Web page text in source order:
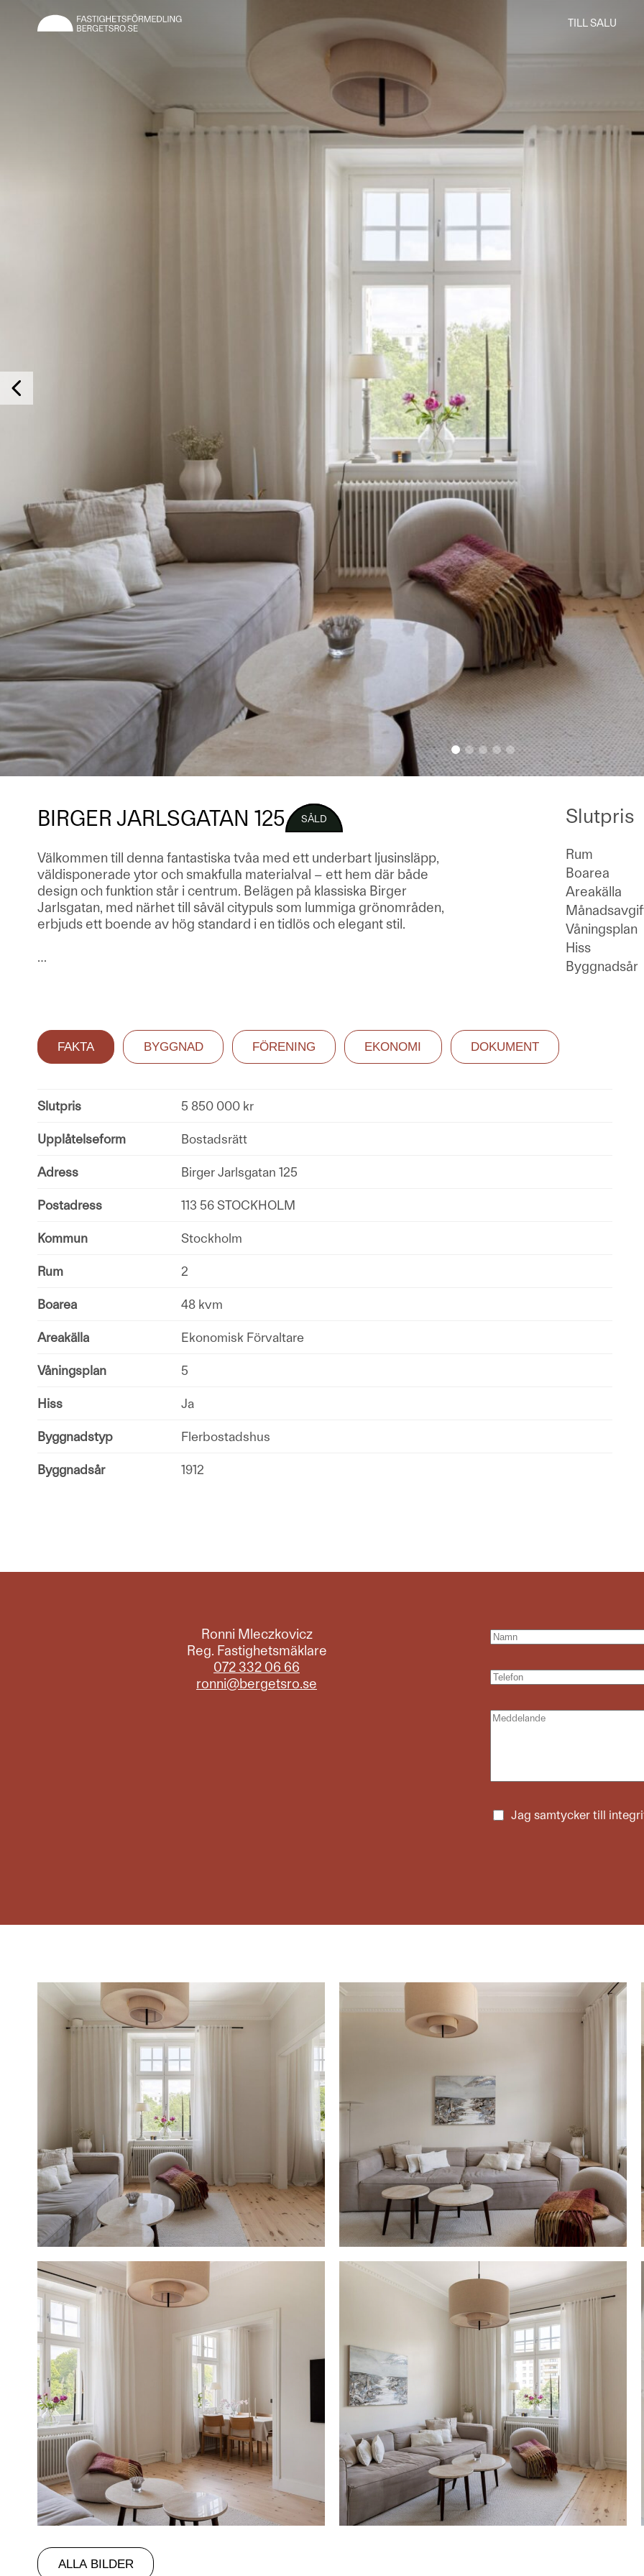
TILL SALU
BIRGER JARLSGATAN 125 SÅLD
Välkommen till denna fantastiska tvåa med ett underbart ljusinsläpp,
väldisponerade ytor och smakfulla materialval – ett hem där både
design och funktion står i centrum. Belägen på klassiska Birger
Jarlsgatan, med närhet till såväl citypuls som lummiga grönområden,
erbjuds ett boende av hög standard i en tidlös och elegant stil.
…
Slutpris
Rum
Boarea
Areakälla
Våningsplan
Hiss
Byggnadsår
FAKTA BYGGNAD FÖRENING EKONOMI DOKUMENT
Slutpris 5 850 000 kr
Upplåtelseform Bostadsrätt
Adress Birger Jarlsgatan 125
Postadress 113 56 STOCKHOLM
Kommun Stockholm
Rum 2
Boarea 48 kvm
Areakälla Ekonomisk Förvaltare
Våningsplan 5
Hiss Ja
Byggnadstyp Flerbostadshus
Byggnadsår 1912
Ronni Mleczkovicz
Reg. Fastighetsmäklare
072 332 06 66
ronni@bergetsro.se
Jag samtycker till
ALLA BILDER